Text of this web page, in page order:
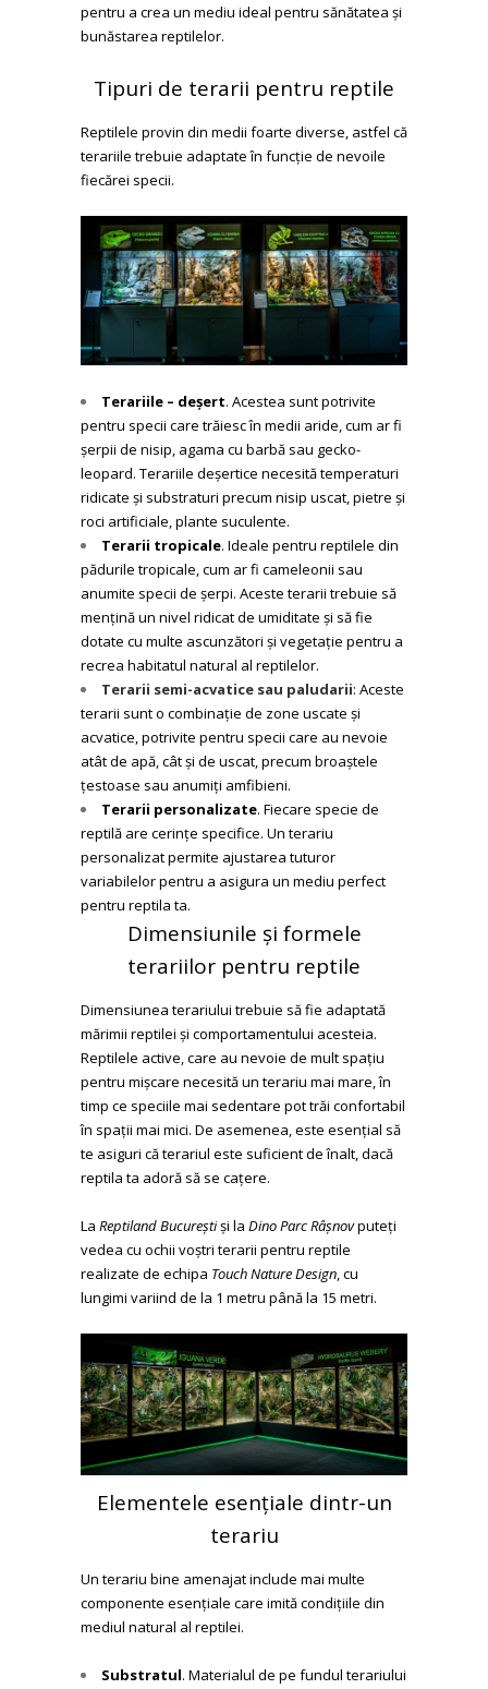
pentru a crea un mediu ideal pentru sănătatea și
bunăstarea reptilelor.
Tipuri de terarii pentru reptile
Reptilele provin din medii foarte diverse, astfel că
terariile trebuie adaptate în funcție de nevoile
fiecărei specii.
Terariile – deșert. Acestea sunt potrivite
pentru specii care trăiesc în medii aride, cum ar fi
șerpii de nisip, agama cu barbă sau gecko-
leopard. Terariile deșertice necesită temperaturi
ridicate și substraturi precum nisip uscat, pietre și
roci artificiale, plante suculente.
Terarii tropicale. Ideale pentru reptilele din
pădurile tropicale, cum ar fi cameleonii sau
anumite specii de șerpi. Aceste terarii trebuie să
mențină un nivel ridicat de umiditate și să fie
dotate cu multe ascunzători și vegetație pentru a
recrea habitatul natural al reptilelor.
Terarii semi-acvatice sau paludarii: Aceste
terarii sunt o combinație de zone uscate și
acvatice, potrivite pentru specii care au nevoie
atât de apă, cât și de uscat, precum broaștele
țestoase sau anumiți amfibieni.
Terarii personalizate. Fiecare specie de
reptilă are cerințe specifice. Un terariu
personalizat permite ajustarea tuturor
variabilelor pentru a asigura un mediu perfect
pentru reptila ta.
Dimensiunile și formele
terariilor pentru reptile
Dimensiunea terariului trebuie să fie adaptată
mărimii reptilei și comportamentului acesteia.
Reptilele active, care au nevoie de mult spațiu
pentru mișcare necesită un terariu mai mare, în
timp ce speciile mai sedentare pot trăi confortabil
în spații mai mici. De asemenea, este esențial să
te asiguri că terariul este suficient de înalt, dacă
reptila ta adoră să se cațere.
La Reptiland Bucureștiși la Dino Parc Râșnovputeți
vedea cu ochii voștri terarii pentru reptile
realizate de echipa Touch Nature Design, cu
lungimi variind de la 1 metru până la 15 metri.
Elementele esențiale dintr-un
terariu
Un terariu bine amenajat include mai multe
componente esențiale care imită condițiile din
mediul natural al reptilei.
Substratul. Materialul de pe fundul terariului